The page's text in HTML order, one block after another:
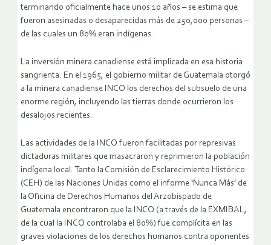
terminando oficialmente hace unos 10 años – se estima que
fueron asesinadas o desaparecidas más de 250,000 personas –
de las cuales un 80% eran indígenas.
La inversión minera canadiense está implicada en esa historia
sangrienta. En el 1965, el gobierno militar de Guatemala otorgó
a la minera canadiense INCO los derechos del subsuelo de una
enorme región, incluyendo las tierras donde ocurrieron los
desalojos recientes.
Las actividades de la INCO fueron facilitadas por represivas
dictaduras militares que masacraron y reprimieron la población
indígena local. Tanto la Comisión de Esclarecimiento Histórico
(CEH) de las Naciones Unidas como el informe ‘Nunca Más’ de
la Oficina de Derechos Humanos del Arzobispado de
Guatemala encontraron que la INCO (a través de la EXMIBAL,
de la cual la INCO controlaba el 80%) fue complícita en las
graves violaciones de los derechos humanos contra oponentes